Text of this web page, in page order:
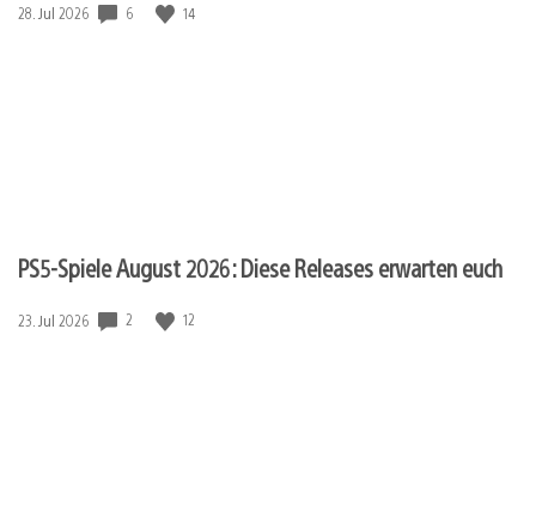
Veröffentlichungsdatum:
28. Jul 2026 6 14
PS5-Spiele August 2026: Diese Releases erwarten euch
Veröffentlichungsdatum:
23. Jul 2026 2 12